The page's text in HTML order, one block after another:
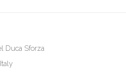
Duca Sforza